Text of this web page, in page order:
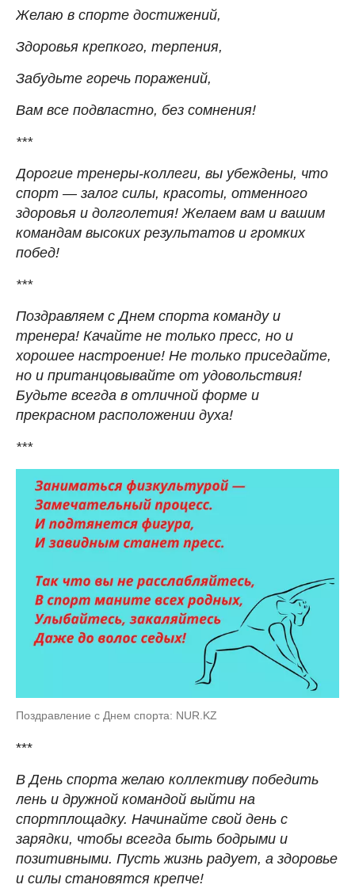
Желаю в спорте достижений,
Здоровья крепкого, терпения,
Забудьте горечь поражений,
Вам все подвластно, без сомнения!
***
Дорогие тренеры-коллеги, вы убеждены, что
спорт — залог силы, красоты, отменного
здоровья и долголетия! Желаем вам и вашим
командам высоких результатов и громких
побед!
***
Поздравляем с Днем спорта команду и
тренера! Качайте не только пресс, но и
хорошее настроение! Не только приседайте,
но и пританцовывайте от удовольствия!
Будьте всегда в отличной форме и
прекрасном расположении духа!
***
Поздравление с Днем спорта: NUR.KZ
***
В День спорта желаю коллективу победить
лень и дружной командой выйти на
спортплощадку. Начинайте свой день с
зарядки, чтобы всегда быть бодрыми и
позитивными. Пусть жизнь радует, а здоровье
и силы становятся крепче!